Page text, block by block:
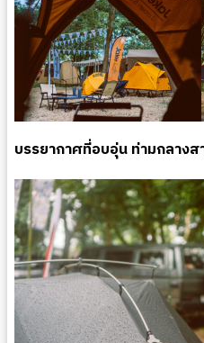
บรรยากาศที่อบอุ่น ท่ามกลาง